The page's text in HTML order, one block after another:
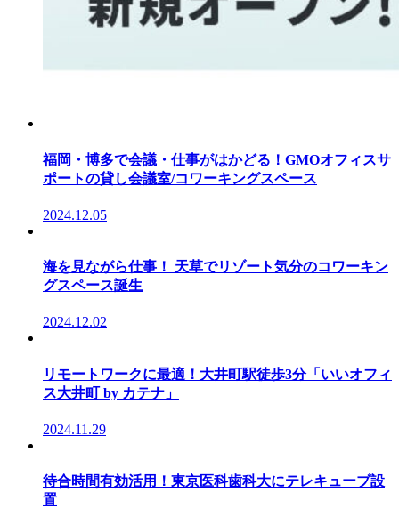
福岡・博多で会議・仕事がはかどる！GMOオフィスサ
ポートの貸し会議室/コワーキングスペース
2024.12.05
海を見ながら仕事！ 天草でリゾート気分のコワーキン
グスペース誕生
2024.12.02
リモートワークに最適！大井町駅徒歩3分「いいオフィ
ス大井町 by カテナ」
2024.11.29
待合時間有効活用！東京医科歯科大にテレキューブ設
置